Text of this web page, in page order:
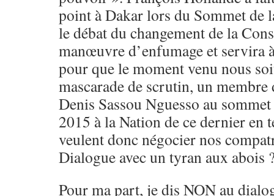
point à Dakar lors du Sommet de
le débat du changement de la
manœuvre d’enfumage et servira
pour que le moment venu nous
mascarade de scrutin, un
Denis Sassou Nguesso au
2015 à la Nation de ce dernier en
veulent donc négocier nos
Dialogue avec un tyran aux abois
Pour ma part, je dis NON au